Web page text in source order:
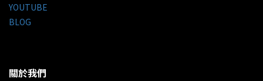
YOUTUBE
BLOG
關於我們